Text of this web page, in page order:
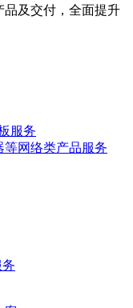
品及交付，全面提升
服务
网络类产品服务